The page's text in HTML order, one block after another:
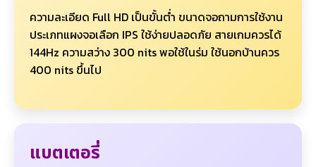
ความละเอียด Full HD เป็นขั้นต่ำ ขนาดจอถามการใช้งาน
ประเภทแผงจอเลือก IPS ใช้ง่ายปลอดภัย สายเกมควรได้
144Hz ความสว่าง 300 nits พอใช้ในร่ม ใช้นอกบ้านควร
400 nits ขึ้นไป
แบตเตอรี่